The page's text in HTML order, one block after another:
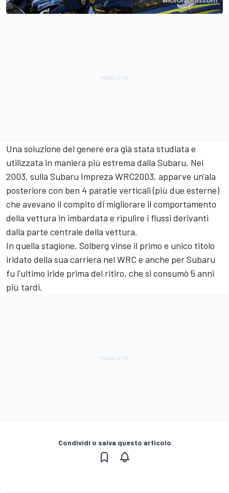
Una soluzione del genere era già stata studiata e
utilizzata in maniera più estrema dalla Subaru. Nel
2003, sulla Subaru Impreza WRC2003, apparve un'ala
posteriore con ben 4 paratie verticali (più due esterne)
che avevano il compito di migliorare il comportamento
della vettura in imbardata e ripulire i flussi derivanti
dalla parte centrale della vettura.
In quella stagione, Solberg vinse il primo e unico titolo
iridato della sua carriera nel WRC e anche per Subaru
fu l'ultimo iride prima del ritiro, che si consumò 5 anni
più tardi.
Condividi o salva questo articolo